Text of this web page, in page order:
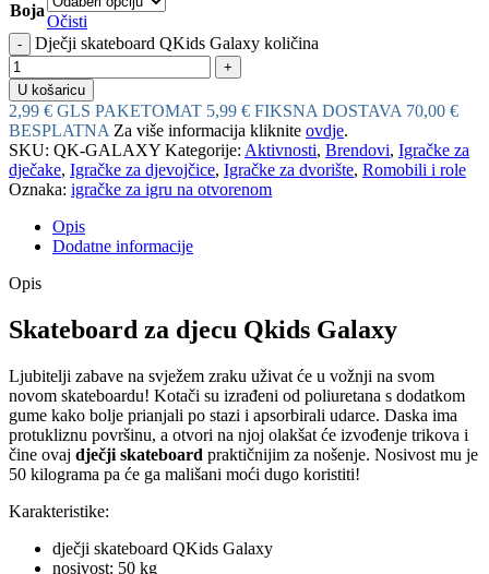
Boja
Očisti
Dječji skateboard QKids Galaxy količina
U košaricu
2,99 € GLS PAKETOMAT 5,99 € FIKSNA DOSTAVA 70,00 €
BESPLATNA Za više informacija kliknite ovdje.
SKU: QK-GALAXY Kategorije: Aktivnosti, Brendovi, Igračke za
dječake, Igračke za djevojčice, Igračke za dvorište, Romobili i role
Oznaka: igračke za igru na otvorenom
Opis
Dodatne informacije
Opis
Skateboard za djecu Qkids Galaxy
Ljubitelji zabave na svježem zraku uživat će u vožnji na svom
novom skateboardu! Kotači su izrađeni od poliuretana s dodatkom
gume kako bolje prianjali po stazi i apsorbirali udarce. Daska ima
protukliznu površinu, a otvori na njoj olakšat će izvođenje trikova i
čine ovaj dječji skateboard praktičnijim za nošenje. Nosivost mu je
50 kilograma pa će ga mališani moći dugo koristiti!
Karakteristike:
dječji skateboard QKids Galaxy
nosivost: 50 kg